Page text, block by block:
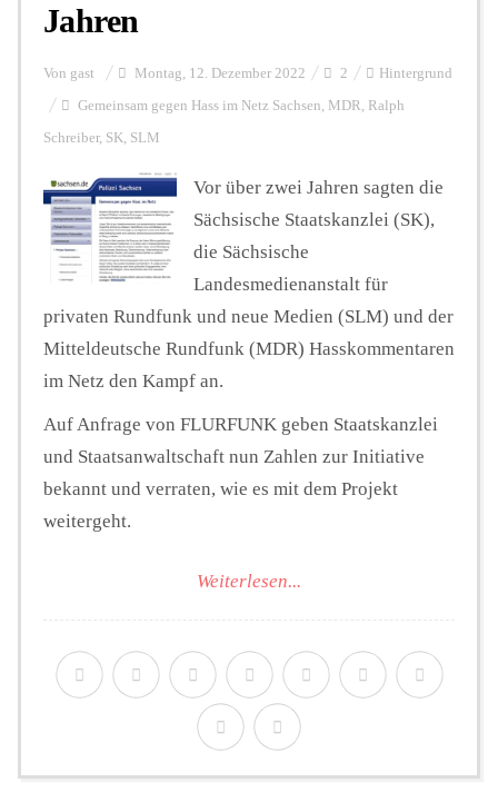
Jahren
Von gast Montag, 12. Dezember 2022 2 Hintergrund
Gemeinsam gegen Hass im Netz Sachsen, MDR, Ralph
Schreiber, SK, SLM
Vor über zwei Jahren sagten die
Sächsische Staatskanzlei (SK),
die Sächsische
Landesmedienanstalt für
privaten Rundfunk und neue Medien (SLM) und der
Mitteldeutsche Rundfunk (MDR) Hasskommentaren
im Netz den Kampf an.
Auf Anfrage von FLURFUNK geben Staatskanzlei
und Staatsanwaltschaft nun Zahlen zur Initiative
bekannt und verraten, wie es mit dem Projekt
weitergeht.
Weiterlesen...